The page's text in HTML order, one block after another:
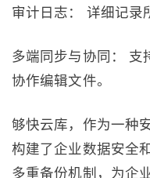
审计日志： 详细记录
多端同步与协同： 支
协作编辑文件。
够快云库，作为一种
构建了企业数据安全
多重备份机制，为企